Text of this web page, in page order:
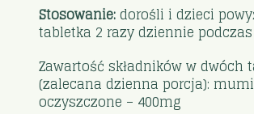
Stosowanie:dorośli i dzieci
tabletka 2 razy dziennie
Zawartość składników w dwóch
(zalecana dzienna porcja):
oczyszczone – 400mg